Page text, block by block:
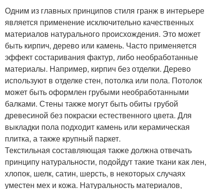
Одним из главных принципов стиля гранж в интерьере
является применение исключительно качественных
материалов натурального происхождения. Это может
быть кирпич, дерево или камень. Часто применяется
эффект состаривания фактур, либо необработанные
материалы. Например, кирпич без отделки. Дерево
используют в отделке стен, потолка или пола. Потолок
может быть оформлен грубыми необработанными
балками. Стены также могут быть обиты грубой
древесиной без покраски естественного цвета. Для
выкладки пола подходит камень или керамическая
плитка, а также крупный паркет.
Текстильная составляющая также должна отвечать
принципу натуральности, подойдут такие ткани как лен,
хлопок, шелк, сатин, шерсть, в некоторых случаях
уместен мех и кожа. Натуральность материалов,